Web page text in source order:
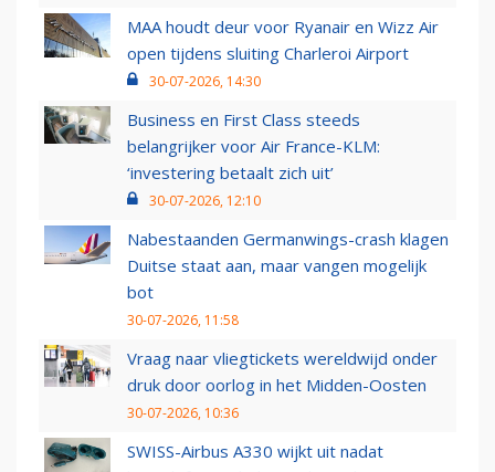
MAA houdt deur voor Ryanair en Wizz Air
open tijdens sluiting Charleroi Airport
30-07-2026, 14:30
Business en First Class steeds
belangrijker voor Air France-KLM:
‘investering betaalt zich uit’
30-07-2026, 12:10
Nabestaanden Germanwings-crash klagen
Duitse staat aan, maar vangen mogelijk
bot
30-07-2026, 11:58
Vraag naar vliegtickets wereldwijd onder
druk door oorlog in het Midden-Oosten
30-07-2026, 10:36
SWISS-Airbus A330 wijkt uit nadat